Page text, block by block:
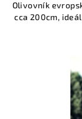
Olivovník
cca 200cm,